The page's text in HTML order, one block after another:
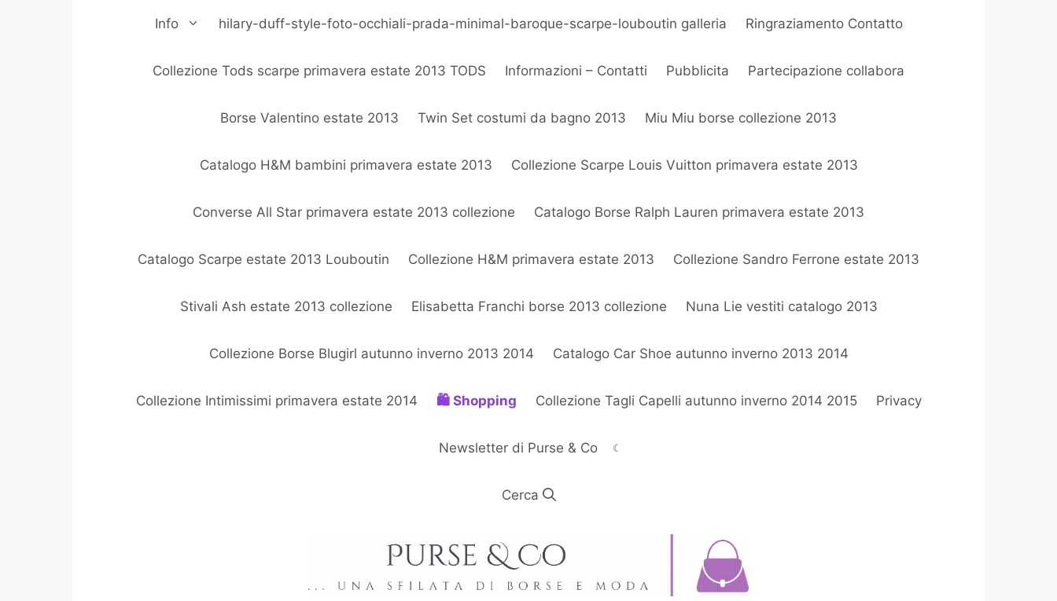
Info hilary-duff-style-foto-occhiali-prada-minimal-baroque-scarpe-louboutin galleria Ringraziamento Contatto
Collezione Tods scarpe primavera estate 2013 TODS Informazioni – Contatti Pubblicita Partecipazione collabora
Borse Valentino estate 2013 Twin Set costumi da bagno 2013 Miu Miu borse collezione 2013
Catalogo H&M bambini primavera estate 2013 Collezione Scarpe Louis Vuitton primavera estate 2013
Converse All Star primavera estate 2013 collezione Catalogo Borse Ralph Lauren primavera estate 2013
Catalogo Scarpe estate 2013 Louboutin Collezione H&M primavera estate 2013 Collezione Sandro Ferrone estate 2013
Stivali Ash estate 2013 collezione Elisabetta Franchi borse 2013 collezione Nuna Lie vestiti catalogo 2013
Collezione Borse Blugirl autunno inverno 2013 2014 Catalogo Car Shoe autunno inverno 2013 2014
Collezione Intimissimi primavera estate 2014 Shopping Collezione Tagli Capelli autunno inverno 2014 2015 Privacy
Newsletter di Purse & Co ☾